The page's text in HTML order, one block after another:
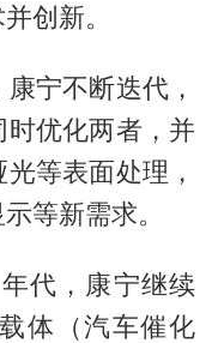
创新。
宁不断迭代，
优化两者，并
等表面处理，
等新需求。
代，康宁继续
体（汽车催化